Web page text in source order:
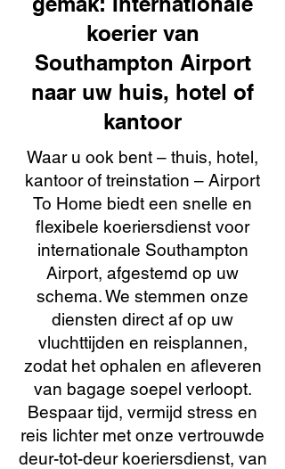
koerier van
Southampton Airport
naar uw huis, hotel of
kantoor
Waar u ook bent – thuis, hotel,
kantoor of treinstation – Airport
To Home biedt een snelle en
flexibele koeriersdienst voor
internationale Southampton
Airport, afgestemd op uw
schema. We stemmen onze
diensten direct af op uw
vluchttijden en reisplannen,
zodat het ophalen en afleveren
van bagage soepel verloopt.
Bespaar tijd, vermijd stress en
reis lichter met onze vertrouwde
deur-tot-deur koeriersdienst, van